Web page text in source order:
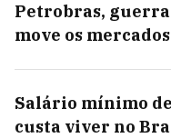
Petrobras,
move os mercados
Salário mínimo
custa viver no